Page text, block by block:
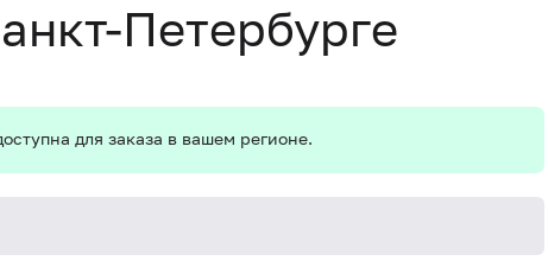
Петербурге
для заказа в вашем регионе.